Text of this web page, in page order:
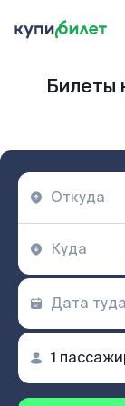
Билеты